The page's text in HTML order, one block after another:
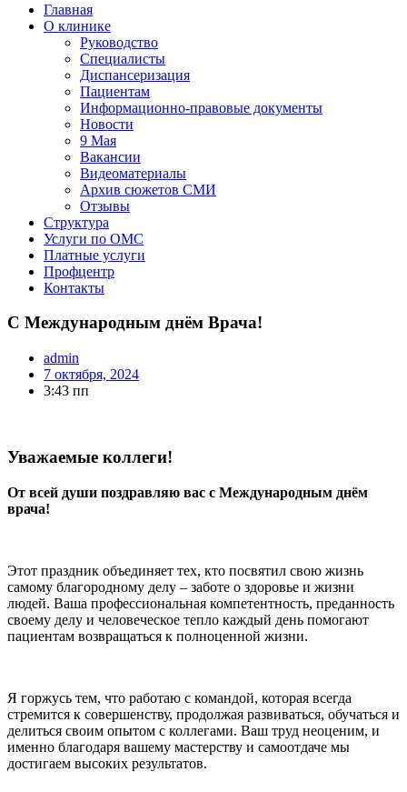
Главная
О клинике
Руководство
Специалисты
Диспансеризация
Пациентам
Информационно-правовые документы
Новости
9 Мая
Вакансии
Видеоматериалы
Архив сюжетов СМИ
Отзывы
Структура
Услуги по ОМС
Платные услуги
Профцентр
Контакты
С Международным днём Врача!
admin
7 октября, 2024
3:43 пп
Уважаемые коллеги!
От всей души поздравляю вас с Международным днём
врача!
Этот праздник объединяет тех, кто посвятил свою жизнь
самому благородному делу – заботе о здоровье и жизни
людей. Ваша профессиональная компетентность, преданность
своему делу и человеческое тепло каждый день помогают
пациентам возвращаться к полноценной жизни.
Я горжусь тем, что работаю с командой, которая всегда
стремится к совершенству, продолжая развиваться, обучаться и
делиться своим опытом с коллегами. Ваш труд неоценим, и
именно благодаря вашему мастерству и самоотдаче мы
достигаем высоких результатов.